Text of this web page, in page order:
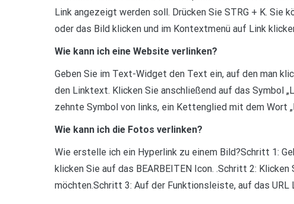
Link angezeigt werden soll. Drücken Sie STRG + K. Sie
oder das Bild klicken und im Kontextmenü auf Link
Wie kann ich eine Website verlinken?
Geben Sie im Text-Widget den Text ein, auf den man
den Linktext. Klicken Sie anschließend auf das Symbol
zehnte Symbol von links, ein Kettenglied mit dem Wort
Wie kann ich die Fotos verlinken?
Wie erstelle ich ein Hyperlink zu einem Bild?Schritt 1:
klicken Sie auf das BEARBEITEN Icon. .Schritt 2:
möchten.Schritt 3: Auf der Funktionsleiste, auf das URL